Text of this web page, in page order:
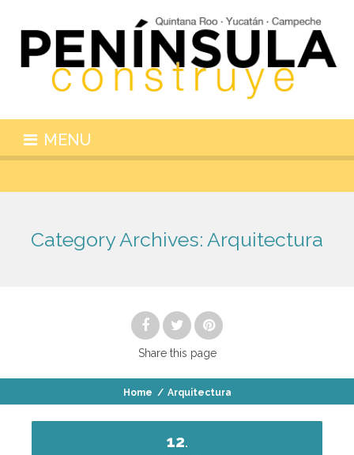
MENU
Category Archives: Arquitectura
Share this page
Home / Arquitectura
12.